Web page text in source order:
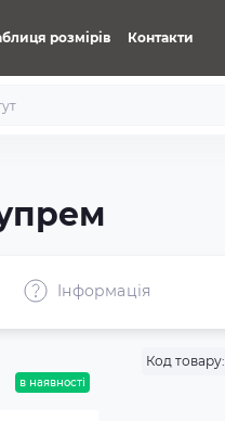
розмірів Контакти
Iнформація
в наявності
Код товару: